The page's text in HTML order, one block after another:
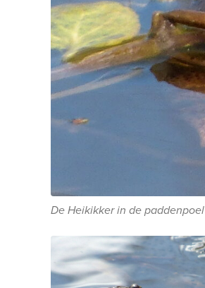
De Heikikker in de paddenpoel